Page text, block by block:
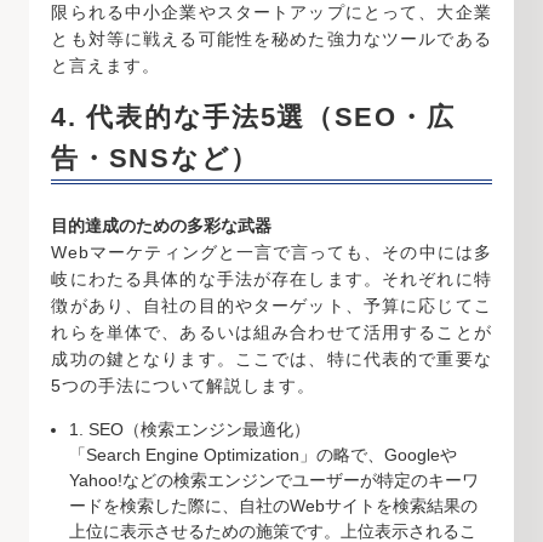
限られる中小企業やスタートアップにとって、大企業
とも対等に戦える可能性を秘めた強力なツールである
と言えます。
4. 代表的な手法5選（SEO・広
告・SNSなど）
目的達成のための多彩な武器
Webマーケティングと一言で言っても、その中には多
岐にわたる具体的な手法が存在します。それぞれに特
徴があり、自社の目的やターゲット、予算に応じてこ
れらを単体で、あるいは組み合わせて活用することが
成功の鍵となります。ここでは、特に代表的で重要な
5つの手法について解説します。
1. SEO（検索エンジン最適化）
「Search Engine Optimization」の略で、Googleや
Yahoo!などの検索エンジンでユーザーが特定のキーワ
ードを検索した際に、自社のWebサイトを検索結果の
上位に表示させるための施策です。上位表示されるこ